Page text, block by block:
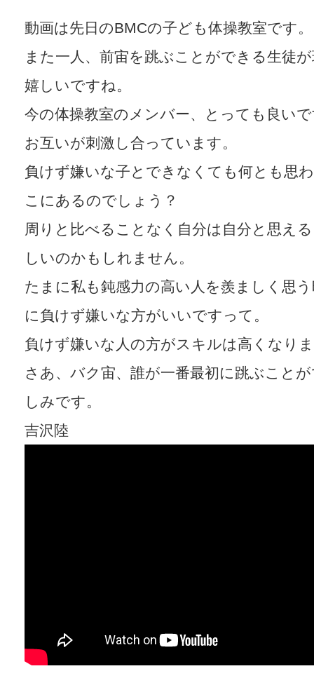
動画は先日のBMCの子ども体操教室です。
また一人、前宙を跳ぶことができる生徒
嬉しいですね。
今の体操教室のメンバー、とっても良い
お互いが刺激し合っています。
負けず嫌いな子とできなくても何とも思
こにあるのでしょう？
周りと比べることなく自分は自分と思え
しいのかもしれません。
たまに私も鈍感力の高い人を羨ましく思
に負けず嫌いな方がいいですって。
負けず嫌いな人の方がスキルは高くなり
さあ、バク宙、誰が一番最初に跳ぶこと
しみです。
吉沢陸